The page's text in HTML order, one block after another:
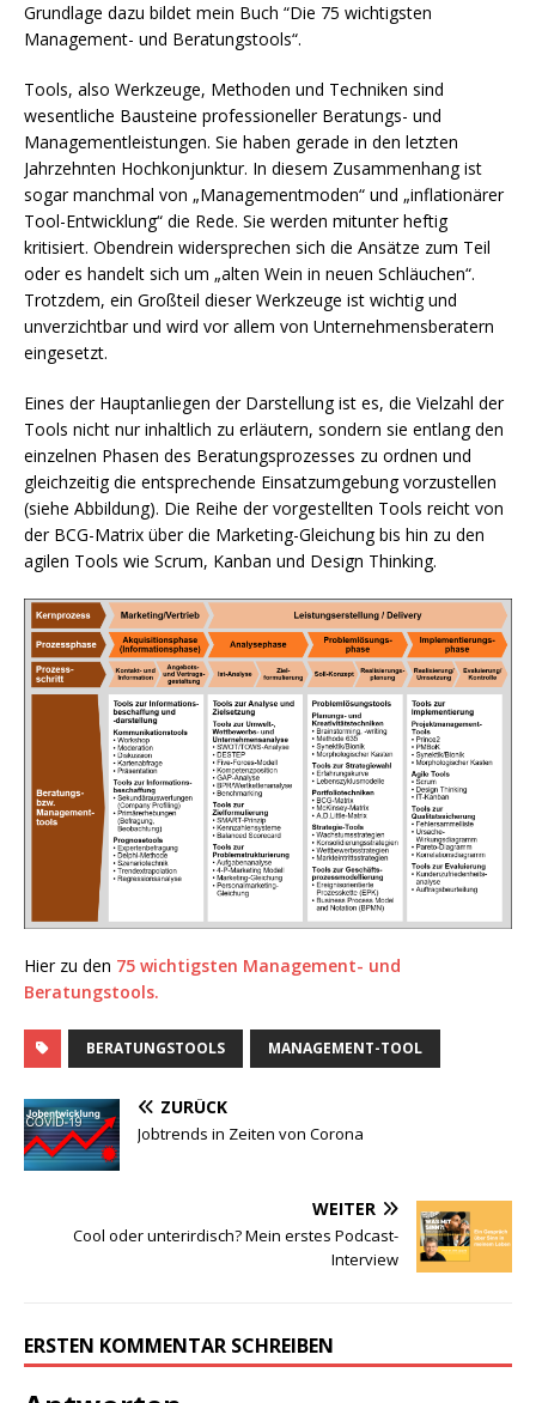
Grundlage dazu bildet mein Buch “Die 75 wichtigsten
Management- und Beratungstools“.
Tools, also Werkzeuge, Methoden und Techniken sind
wesentliche Bausteine professioneller Beratungs- und
Managementleistungen. Sie haben gerade in den letzten
Jahrzehnten Hochkonjunktur. In diesem Zusammenhang ist
sogar manchmal von „Managementmoden“ und „inflationärer
Tool-Entwicklung“ die Rede. Sie werden mitunter heftig
kritisiert. Obendrein widersprechen sich die Ansätze zum Teil
oder es handelt sich um „alten Wein in neuen Schläuchen“.
Trotzdem, ein Großteil dieser Werkzeuge ist wichtig und
unverzichtbar und wird vor allem von Unternehmensberatern
eingesetzt.
Eines der Hauptanliegen der Darstellung ist es, die Vielzahl der
Tools nicht nur inhaltlich zu erläutern, sondern sie entlang den
einzelnen Phasen des Beratungsprozesses zu ordnen und
gleichzeitig die entsprechende Einsatzumgebung vorzustellen
(siehe Abbildung). Die Reihe der vorgestellten Tools reicht von
der BCG-Matrix über die Marketing-Gleichung bis hin zu den
agilen Tools wie Scrum, Kanban und Design Thinking.
Hier zu den 75 wichtigsten Management- und
Beratungstools.
BERATUNGSTOOLS MANAGEMENT-TOOL
ZURÜCK
Jobtrends in Zeiten von Corona
WEITER
Cool oder unterirdisch? Mein erstes Podcast-
Interview
ERSTEN KOMMENTAR SCHREIBEN